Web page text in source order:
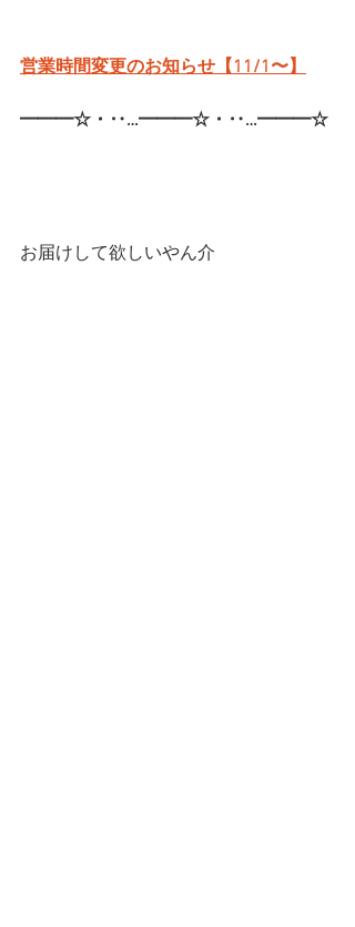
営業時間変更のお知らせ【11/1〜】
━━━☆・‥…━━━☆・‥…━━━☆
お届けして欲しいやん介